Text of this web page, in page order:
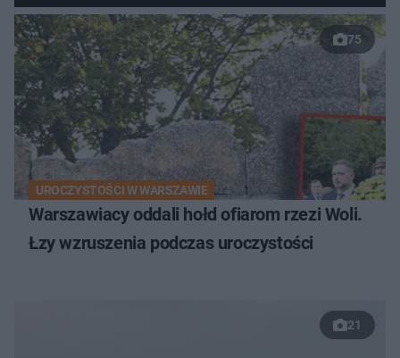
75
UROCZYSTOŚCI W WARSZAWIE
Warszawiacy oddali hołd ofiarom rzezi Woli.
Łzy wzruszenia podczas uroczystości
21